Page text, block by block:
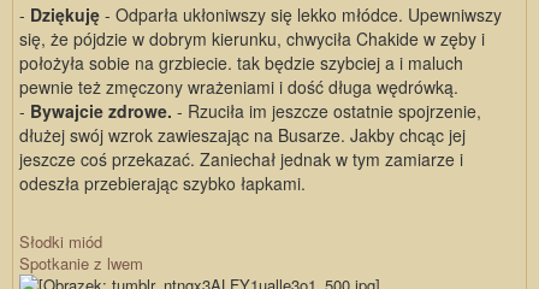
- Dziękuję - Odparła ukłoniwszy się lekko młódce. Upewniwszy
się, że pójdzie w dobrym kierunku, chwyciła Chakide w zęby i
położyła sobie na grzbiecie. tak będzie szybciej a i maluch
pewnie też zmęczony wrażeniami i dość długa wędrówką.
- Bywajcie zdrowe. - Rzuciła im jeszcze ostatnie spojrzenie,
dłużej swój wzrok zawieszając na Busarze. Jakby chcąc jej
jeszcze coś przekazać. Zaniechał jednak w tym zamiarze i
odeszła przebierając szybko łapkami.
Słodki miód
Spotkanie z lwem